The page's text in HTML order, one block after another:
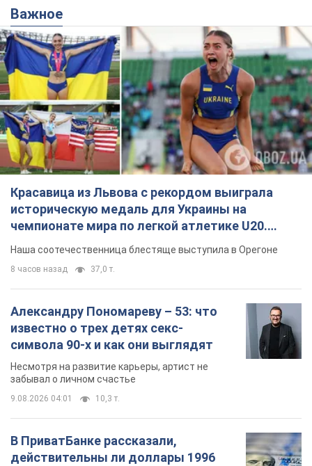
Важное
Красавица из Львова с рекордом выиграла
историческую медаль для Украины на
чемпионате мира по легкой атлетике U20.
Видео
Наша соотечественница блестяще выступила в Орегоне
8 часов назад 37,0 т.
Александру Пономареву – 53: что
известно о трех детях секс-
символа 90-х и как они выглядят
Несмотря на развитие карьеры, артист не
забывал о личном счастье
9.08.2026 04:01 10,3 т.
В ПриватБанке рассказали,
действительны ли доллары 1996